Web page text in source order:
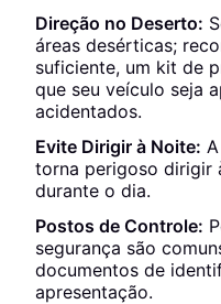
Direção no Deserto:
áreas desérticas;
suficiente, um kit de
que seu veículo seja
acidentados.
Evite Dirigir à Noite:
torna perigoso dirigir
durante o dia.
Postos de Controle:
segurança são
documentos de
apresentação.